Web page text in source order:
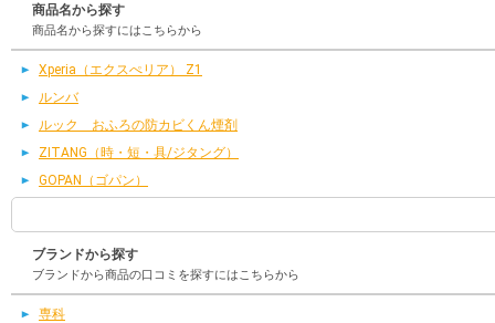
商品名から探す
商品名から探すにはこちらから
Xperia（エクスぺリア） Z1
ルンバ
ルック おふろの防カビくん煙剤
ZITANG（時・短・具/ジタング）
GOPAN（ゴパン）
ブランドから探す
ブランドから商品の口コミを探すにはこちらから
専科